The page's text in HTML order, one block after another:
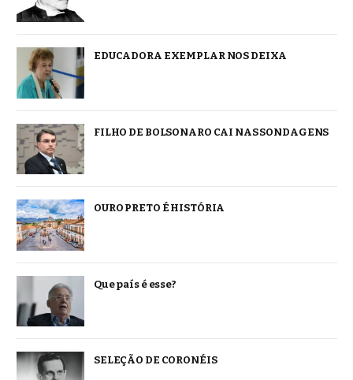
EDUCADORA EXEMPLAR NOS DEIXA
FILHO DE BOLSONARO CAI NAS SONDAGENS
OURO PRETO É HISTÓRIA
Que país é esse?
SELEÇÃO DE CORONÉIS